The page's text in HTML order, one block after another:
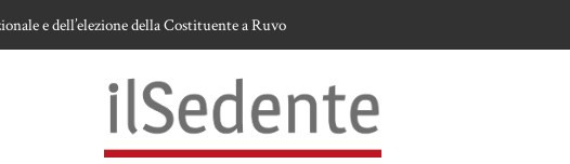
e dell’elezione della Costituente a Ruvo
Madonna delle Grazie di Ruvo di Puglia
Ipotesi e memorie.